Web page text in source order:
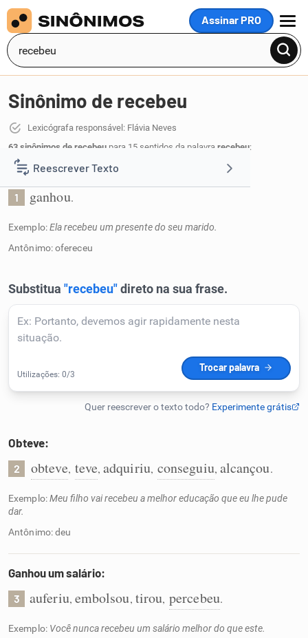
Assinar PRO
MENU
Reescrever Texto
Resumir Texto
Corrigir Texto
Detector de IA
Humanizador de IA
Conexões
Caça-palavras
Dicionário
Sinônimos
Sinônimo de recebeu
Lexicógrafa responsável: Flávia Neves
63 sinônimos de recebeu para 15 sentidos da palavra recebeu:
Ganhou algo:
1 ganhou.
Exemplo:Ela recebeu um presente do seu marido.
Antônimo: ofereceu
Obteve:
2 obteve, teve,adquiriu, conseguiu, alcançou.
Exemplo:Meu filho vai recebeu a melhor educação que eu lhe pude
dar.
Antônimo: deu
Ganhou um salário:
3 auferiu, embolsou, tirou, percebeu.
Exemplo: Você nunca recebeu um salário melhor do que este.